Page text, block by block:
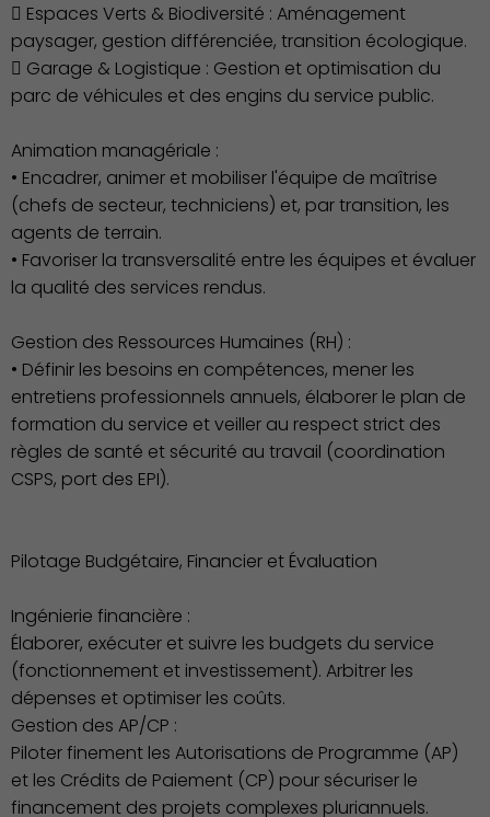
Action Sociale Solidarité
 Espaces Verts & Biodiversité : Aménagement
paysager, gestion différenciée, transition écologique.
 Garage & Logistique : Gestion et optimisation du
parc de véhicules et des engins du service public.
Animation managériale :
• Encadrer, animer et mobiliser l'équipe de maîtrise
(chefs de secteur, techniciens) et, par transition, les
agents de terrain.
• Favoriser la transversalité entre les équipes et évaluer
la qualité des services rendus.
Gestion des Ressources Humaines (RH) :
• Définir les besoins en compétences, mener les
entretiens professionnels annuels, élaborer le plan de
formation du service et veiller au respect strict des
règles de santé et sécurité au travail (coordination
CSPS, port des EPI).
Pilotage Budgétaire, Financier et Évaluation
Ingénierie financière :
Élaborer, exécuter et suivre les budgets du service
(fonctionnement et investissement). Arbitrer les
dépenses et optimiser les coûts.
Gestion des AP/CP :
Piloter finement les Autorisations de Programme (AP)
et les Crédits de Paiement (CP) pour sécuriser le
financement des projets complexes pluriannuels.